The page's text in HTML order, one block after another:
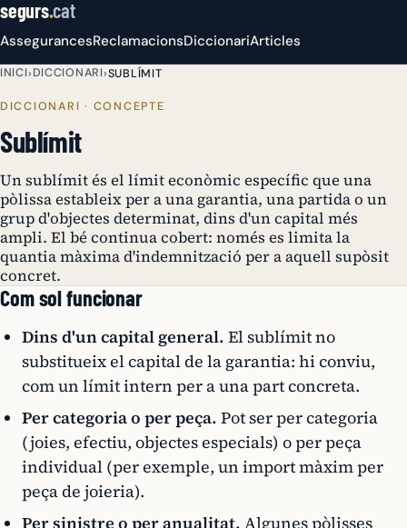
segurs.cat
AssegurancesReclamacionsDiccionariArticles
INICI›DICCIONARI›SUBLÍMIT
DICCIONARI · CONCEPTE
Sublímit
Un sublímit és el límit econòmic específic que una
pòlissa estableix per a una garantia, una partida o un
grup d'objectes determinat, dins d'un capital més
ampli. El bé continua cobert: només es limita la
quantia màxima d'indemnització per a aquell supòsit
concret.
Com sol funcionar
Dins d'un capital general. El sublímit no
substitueix el capital de la garantia: hi conviu,
com un límit intern per a una part concreta.
Per categoria o per peça. Pot ser per categoria
(joies, efectiu, objectes especials) o per peça
individual (per exemple, un import màxim per
peça de joieria).
Per sinistre o per anualitat. Algunes pòlisses